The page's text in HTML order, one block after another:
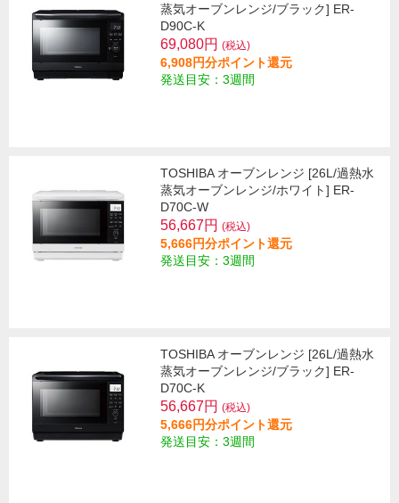
蒸気オーブンレンジ/ブラック] ER-
D90C-K
69,080円 (税込)
6,908円分ポイント還元
発送目安：3週間
TOSHIBA オーブンレンジ [26L/過熱水
蒸気オーブンレンジ/ホワイト] ER-
D70C-W
56,667円 (税込)
5,666円分ポイント還元
発送目安：3週間
TOSHIBA オーブンレンジ [26L/過熱水
蒸気オーブンレンジ/ブラック] ER-
D70C-K
56,667円 (税込)
5,666円分ポイント還元
発送目安：3週間